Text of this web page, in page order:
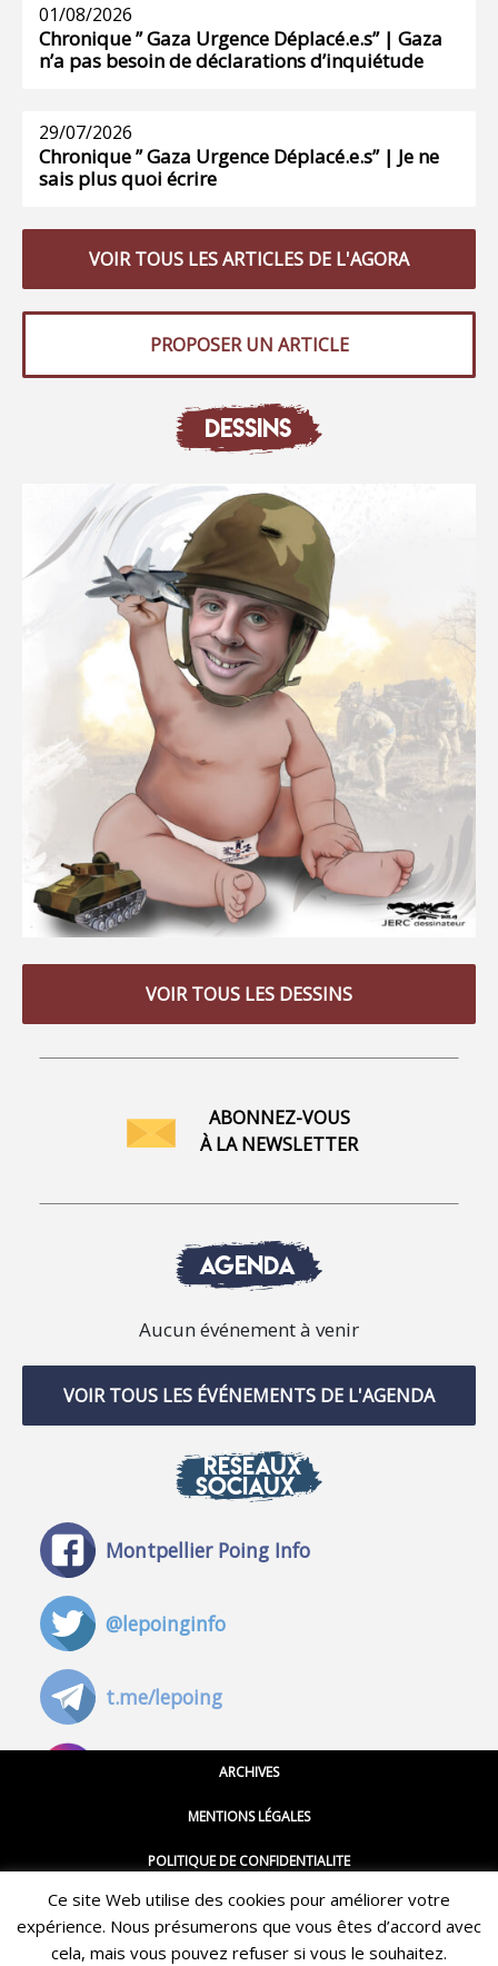
01/08/2026
Chronique ” Gaza Urgence Déplacé.e.s” | Gaza
n’a pas besoin de déclarations d’inquiétude
29/07/2026
Chronique ” Gaza Urgence Déplacé.e.s” | Je ne
sais plus quoi écrire
VOIR TOUS LES ARTICLES DE L'AGORA
PROPOSER UN ARTICLE
DESSINS
VOIR TOUS LES DESSINS
ABONNEZ-VOUS
À LA NEWSLETTER
AGENDA
Aucun événement à venir
VOIR TOUS LES ÉVÉNEMENTS DE L'AGENDA
RÉSEAUX
SOCIAUX
Montpellier Poing Info
@lepoinginfo
t.me/lepoing
@montpellierpoinginfo
@LePoingMontpellier
ARCHIVES
MENTIONS LÉGALES
POLITIQUE DE CONFIDENTIALITE
CGU
CONTACT
Restez informé·e des dernières actualités du Poing !
Ce site Web utilise des cookies pour améliorer votre
expérience. Nous présumerons que vous êtes d’accord avec
cela, mais vous pouvez refuser si vous le souhaitez.